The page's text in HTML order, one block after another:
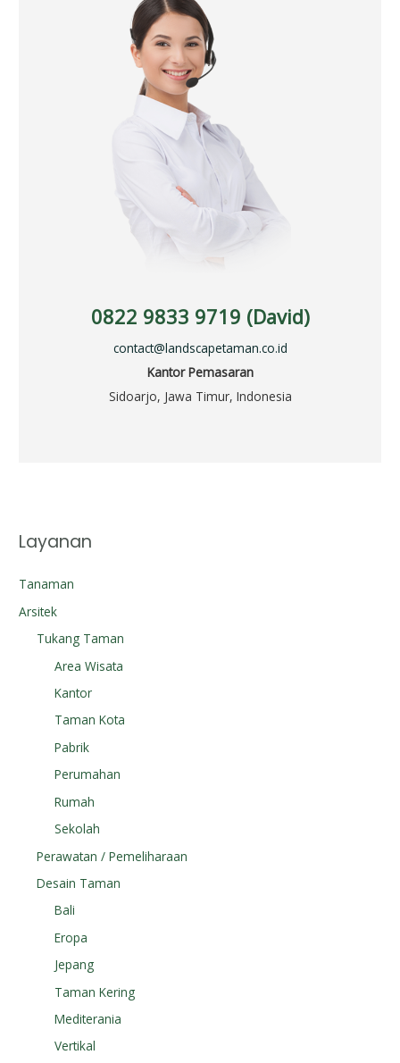
0822 9833 9719 (David)
contact@landscapetaman.co.id
Kantor Pemasaran
Sidoarjo, Jawa Timur, Indonesia
Layanan
Tanaman
Arsitek
Tukang Taman
Area Wisata
Kantor
Taman Kota
Pabrik
Perumahan
Rumah
Sekolah
Perawatan / Pemeliharaan
Desain Taman
Bali
Eropa
Jepang
Taman Kering
Mediterania
Vertikal